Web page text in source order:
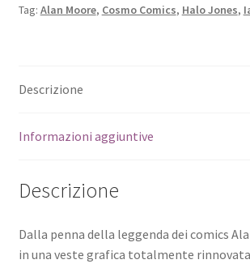
Tag: Alan Moore, Cosmo Comics, Halo Jones,
Descrizione
Informazioni aggiuntive
Descrizione
Dalla penna della leggenda dei comics
in una veste grafica totalmente